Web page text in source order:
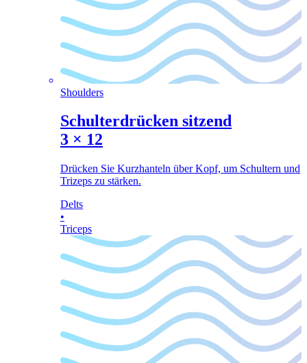
Shoulders
Schulterdrücken sitzend
3 × 12
Drücken Sie Kurzhanteln über Kopf, um Schultern und
Trizeps zu stärken.
Delts
•
Triceps